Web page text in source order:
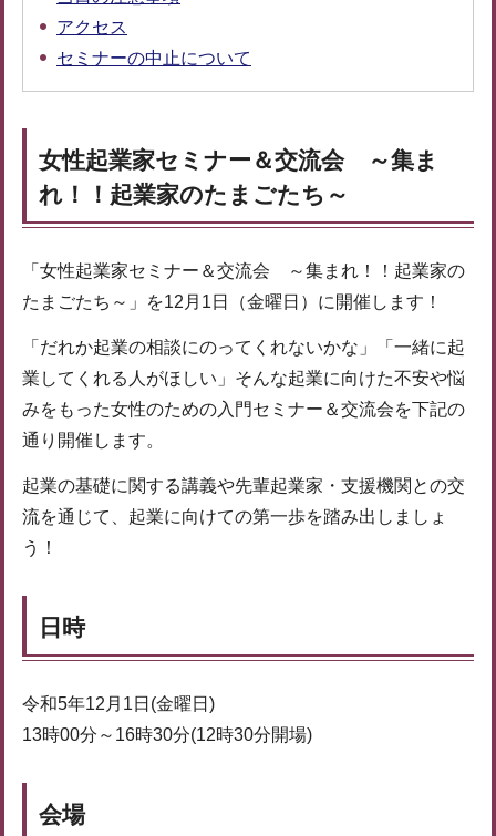
アクセス
セミナーの中止について
女性起業家セミナー＆交流会 ～集ま
れ！！起業家のたまごたち～
「女性起業家セミナー＆交流会 ～集まれ！！起業家の
たまごたち～」を12月1日（金曜日）に開催します！
「だれか起業の相談にのってくれないかな」「一緒に起
業してくれる人がほしい」そんな起業に向けた不安や悩
みをもった女性のための入門セミナー＆交流会を下記の
通り開催します。
起業の基礎に関する講義や先輩起業家・支援機関との交
流を通じて、起業に向けての第一歩を踏み出しましょ
う！
日時
令和5年12月1日(金曜日)
13時00分～16時30分(12時30分開場)
会場